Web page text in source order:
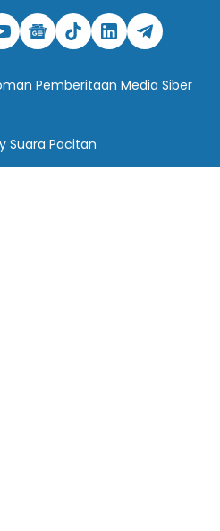
Pemberitaan Media Siber
Suara Pacitan